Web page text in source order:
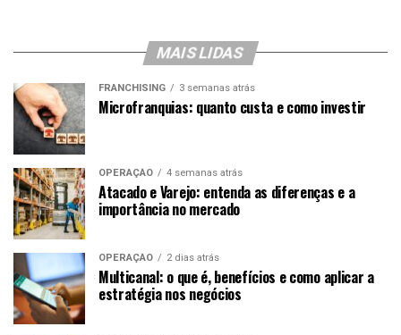
MAIS LIDAS
FRANCHISING 3 semanas atrás
Microfranquias: quanto custa e como investir
OPERAÇÃO 4 semanas atrás
Atacado e Varejo: entenda as diferenças e a
importância no mercado
OPERAÇÃO 2 dias atrás
Multicanal: o que é, benefícios e como aplicar a
estratégia nos negócios